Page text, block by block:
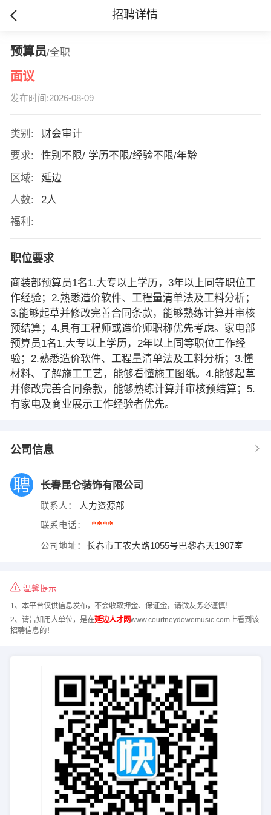
招聘详情
预算员/全职
面议
发布时间:2026-08-09
类别:
财会审计
要求:
性别不限/ 学历不限/经验不限/年龄
区域:
延边
人数:
2人
福利:
职位要求
商装部预算员1名1.大专以上学历，3年以上同等职位工
作经验；2.熟悉造价软件、工程量清单法及工料分析；
3.能够起草并修改完善合同条款，能够熟练计算并审核
预结算；4.具有工程师或造价师职称优先考虑。家电部
预算员1名1.大专以上学历，2年以上同等职位工作经
验；2.熟悉造价软件、工程量清单法及工料分析；3.懂
材料、了解施工工艺，能够看懂施工图纸。4.能够起草
并修改完善合同条款，能够熟练计算并审核预结算；5.
有家电及商业展示工作经验者优先。
公司信息
长春昆仑装饰有限公司
联系人： 人力资源部
联系电话： ****
公司地址： 长春市工农大路1055号巴黎春天1907室
温馨提示
1、本平台仅供信息发布，不会收取押金、保证金，请微友务必谨慎！
2、请告知用人单位，是在延边人才网www.courtneydowemusic.com上看到该
招聘信息的！